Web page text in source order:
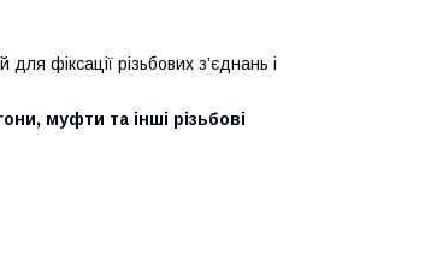
фіксації різьбових з’єднань і
муфти та інші різьбові